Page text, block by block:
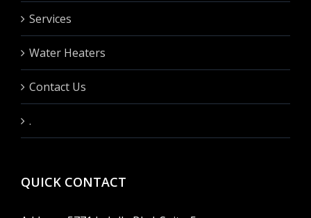
Services
Water Heaters
Contact Us
.
QUICK CONTACT